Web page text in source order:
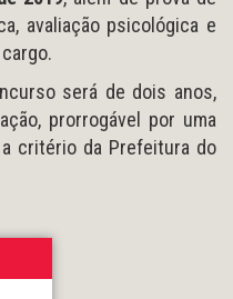
avaliação psicológica e
será de dois anos,
prorrogável por uma
critério da Prefeitura do